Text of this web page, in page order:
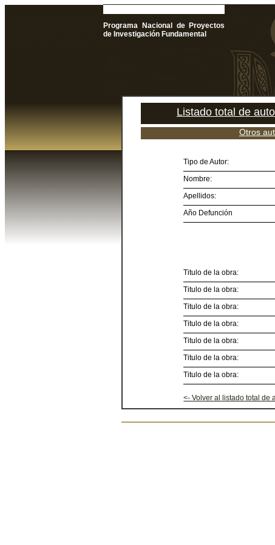
Programa Nacional de Proyectos
de Investigación Fundamental
Listado total de
Otros
Tipo de Autor:
Nombre:
Apellidos:
Año Defunción
Titulo de la obra:
Titulo de la obra:
Titulo de la obra:
Titulo de la obra:
Titulo de la obra:
Titulo de la obra:
Titulo de la obra:
<- Volver al listado total de